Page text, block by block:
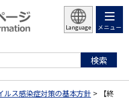
Language メニュー
ルス感染症対策の基本方針 > 【終